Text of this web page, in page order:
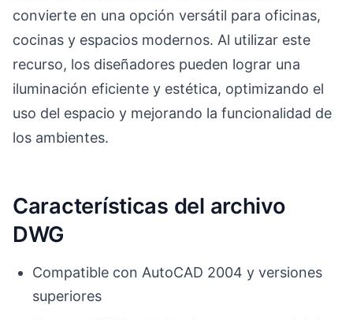
convierte en una opción versátil para oficinas,
cocinas y espacios modernos. Al utilizar este
recurso, los diseñadores pueden lograr una
iluminación eficiente y estética, optimizando el
uso del espacio y mejorando la funcionalidad de
los ambientes.
Características del archivo
DWG
Compatible con AutoCAD 2004 y versiones
superiores